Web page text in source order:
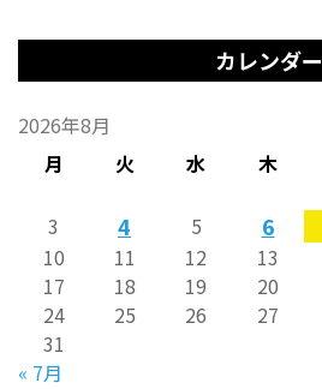
カレンダー
2026年8月
月
火 水 木
« 7月
3 4 5 6
10
11 12 13
17
18 19 20
24
25 26 27
31